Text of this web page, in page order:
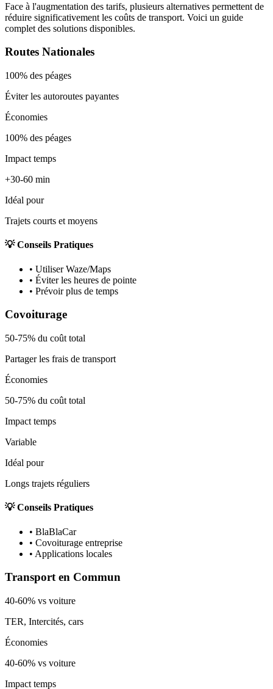
Face à l'augmentation des tarifs, plusieurs alternatives permettent de
réduire significativement les coûts de transport. Voici un guide
complet des solutions disponibles.
Routes Nationales
100% des péages
Éviter les autoroutes payantes
Économies
100% des péages
Impact temps
+30-60 min
Idéal pour
Trajets courts et moyens
💡 Conseils Pratiques
• Utiliser Waze/Maps
• Éviter les heures de pointe
• Prévoir plus de temps
Covoiturage
50-75% du coût total
Partager les frais de transport
Économies
50-75% du coût total
Impact temps
Variable
Idéal pour
Longs trajets réguliers
💡 Conseils Pratiques
• BlaBlaCar
• Covoiturage entreprise
• Applications locales
Transport en Commun
40-60% vs voiture
TER, Intercités, cars
Économies
40-60% vs voiture
Impact temps